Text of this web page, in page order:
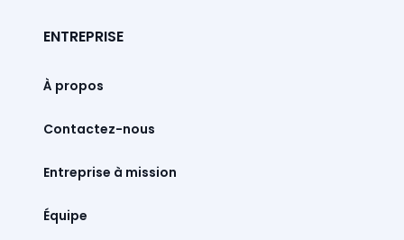
ENTREPRISE
À propos
Contactez-nous
Entreprise à mission
Équipe